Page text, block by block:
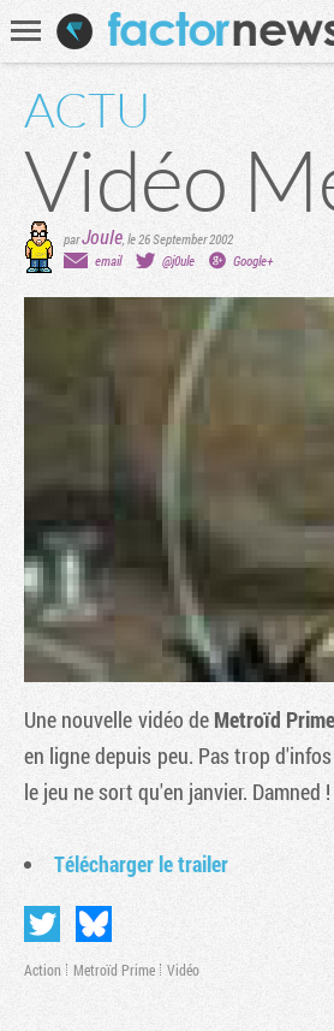
Recherche
ACTU
Vidéo
parJoule,le 26 September 2002
email
@j0ule Google+
Une nouvelle vidéo de Metroïd Prime
en ligne depuis peu. Pas trop
le jeu ne sort qu'en janvier. Damned !
Télécharger le trailer
Action Metroïd Prime Vidéo